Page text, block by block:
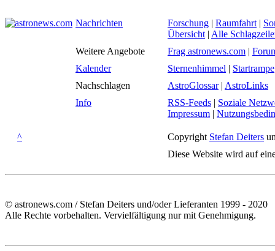
Nachrichten Forschung | Raumfahrt |
Übersicht | Alle
Weitere Angebote
Frag astronews.com |
Kalender
Sternenhimmel | Startrampe
Nachschlagen
AstroGlossar| AstroLinks
Info
RSS-Feeds | Soziale
Impressum |
^ Copyright Stefan Deiters
Diese Website wird auf
© astronews.com / Stefan Deiters und/oder Lieferanten 1999 - 2020
Alle Rechte vorbehalten. Vervielfältigung nur mit Genehmigung.